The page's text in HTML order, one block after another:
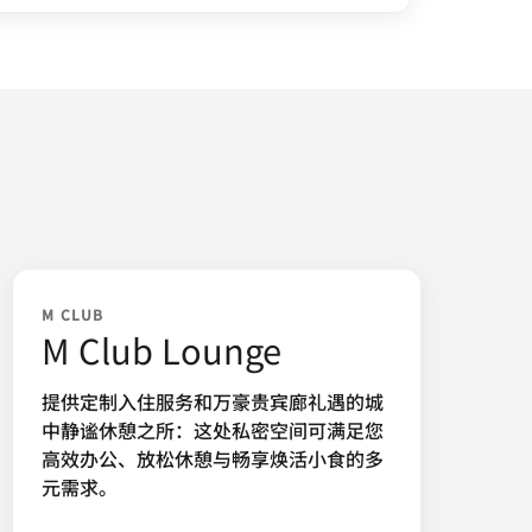
M CLUB
M Club Lounge
提供定制入住服务和万豪贵宾廊礼遇的城
中静谧休憩之所：这处私密空间可满足您
高效办公、放松休憩与畅享焕活小食的多
元需求。